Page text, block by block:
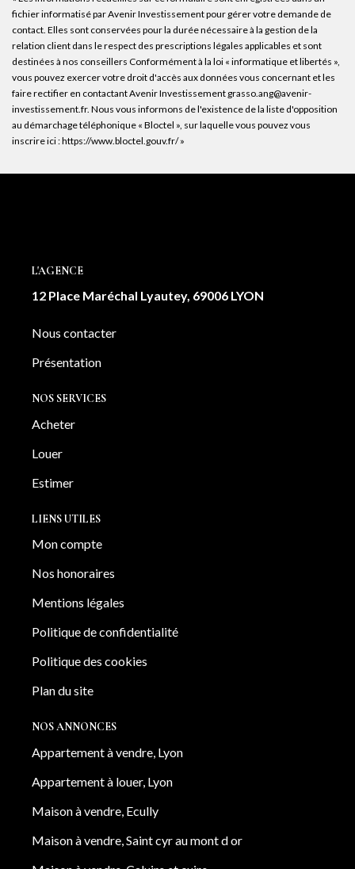
fichier informatisé par Avenir Investissement pour gérer votre demande de
contact. Elles sont conservées pour la durée nécessaire à la gestion de la
relation client dans le respect des prescriptions légales applicables et sont
destinées à nos conseillers Conformément à la loi « informatique et libertés »,
vous pouvez exercer votre droit d'accès aux données vous concernant et les
faire rectifier en contactant Avenir Investissement grasso.ang@avenir-
investissement.fr. Nous vous informons de l'existence de la liste d'opposition
au démarchage téléphonique « Bloctel », sur laquelle vous pouvez vous
inscrire ici :https://www.bloctel.gouv.fr/»
L'AGENCE
12 Place Maréchal Lyautey, 69006 LYON
Nous contacter
Présentation
NOS SERVICES
Acheter
Louer
Estimer
LIENS UTILES
Mon compte
Nos honoraires
Mentions légales
Politique de confidentialité
Politique des cookies
Plan du site
NOS ANNONCES
Appartement à vendre, Lyon
Appartement à louer, Lyon
Maison à vendre, Ecully
Maison à vendre, Saint cyr au mont d or